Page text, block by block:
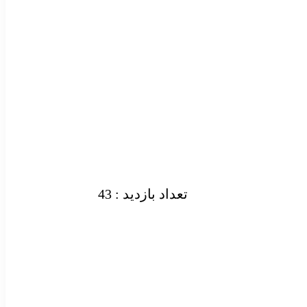
تعداد بازدید : 43